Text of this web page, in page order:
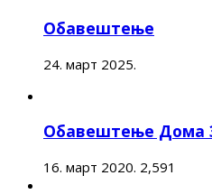
Обавештење
24. март 2025.
Обавештење Дома
16. март 2020. 2,591